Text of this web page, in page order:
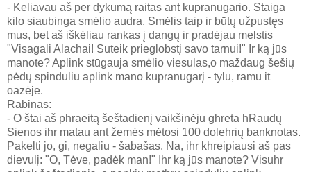
- Keliavau aš per dykumą raitas ant kupranugario. Staiga
kilo siaubinga smėlio audra. Smėlis taip ir būtų užpustęs
mus, bet aš iškėliau rankas į dangų ir pradėjau melstis
"Visagali Alachai! Suteik prieglobstį savo tarnui!" Ir ką jūs
manote? Aplink stūgauja smėlio viesulas,o maždaug šešių
pėdų spinduliu aplink mano kupranugarį - tylu, ramu it
oazėje.
Rabinas:
- O štai aš phraeitą šeštadienį vaikšinėju ghreta hRaudų
Sienos ihr matau ant žemės mėtosi 100 dolehrių banknotas.
Pakelti jo, gi, negaliu - šabašas. Na, ihr khreipiausi aš pas
dievulį: "O, Tėve, padėk man!" Ihr ką jūs manote? Visuhr